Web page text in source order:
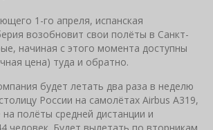
1-го апреля, испанская
возобновит свои полёты в Санкт-
начиная с этого момента доступны
цена) туда и обратно.
будет летать два раза в неделю
России на самолётах Airbus A319,
полёты средней дистанции и